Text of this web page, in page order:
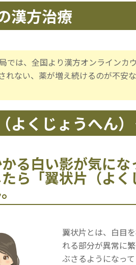
漢方治療
では、全国より漢方オンラインカ
れない、薬が増え続けるのが不安
よくじょうへん
る白い影が気にな
ら「翼状片（よ
翼状片とは、白目
れる部分が異常に
ぶさるようになっ